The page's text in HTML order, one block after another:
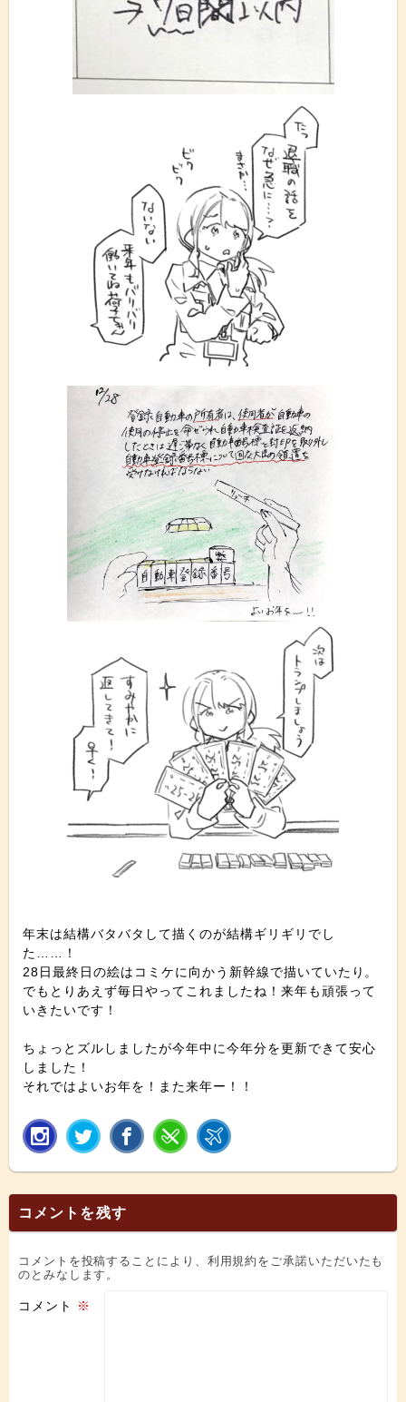
年末は結構バタバタして描くのが結構ギリギリでし
た……！
28日最終日の絵はコミケに向かう新幹線で描いていたり。
でもとりあえず毎日やってこれましたね！来年も頑張って
いきたいです！
ちょっとズルしましたが今年中に今年分を更新できて安心
しました！
それではよいお年を！また来年ー！！
コメントを残す
コメントを投稿することにより、利用規約をご承諾いただいたも
のとみなします。
コメント ※